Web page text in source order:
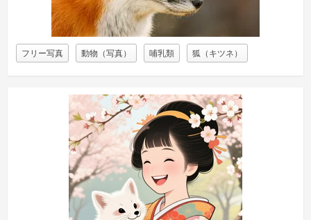
フリー写真 動物（写真） 哺乳類 狐（キツネ）